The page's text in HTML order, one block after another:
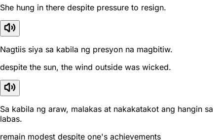
She hung in there despite pressure to resign.
Nagtiis siya sa kabila ng presyon na magbitiw.
despite the sun, the wind outside was wicked.
Sa kabila ng araw, malakas at nakakatakot ang hangin sa
labas.
remain modest despite one's achievements